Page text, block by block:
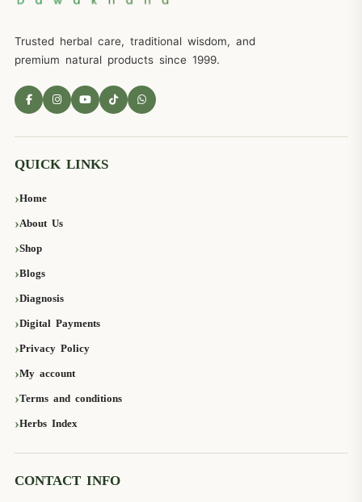
Trusted herbal care, traditional wisdom, and
premium natural products since 1999.
QUICK LINKS
Home
About Us
Shop
Blogs
Diagnosis
Digital Payments
Privacy Policy
My account
Terms and conditions
Herbs Index
CONTACT INFO